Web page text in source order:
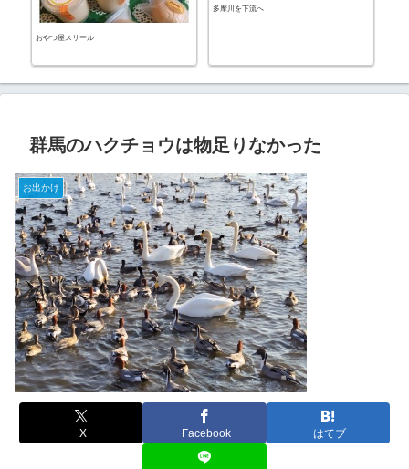
おやつ屋スリール
多摩川を下流へ
群馬のハクチョウは物足りなかった
お出かけ
X Facebook はてブ